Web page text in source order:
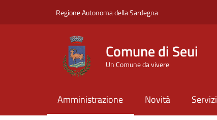
Regione Autonoma della Sardegna
Comune di Seui
Un Comune da vivere
Amministrazione Novità Servizi